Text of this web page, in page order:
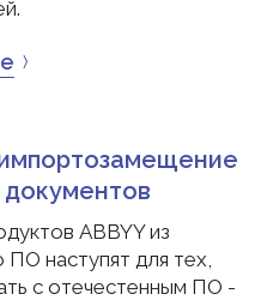
ABBYY из
ПО наступят для тех,
с отечестенным ПО -